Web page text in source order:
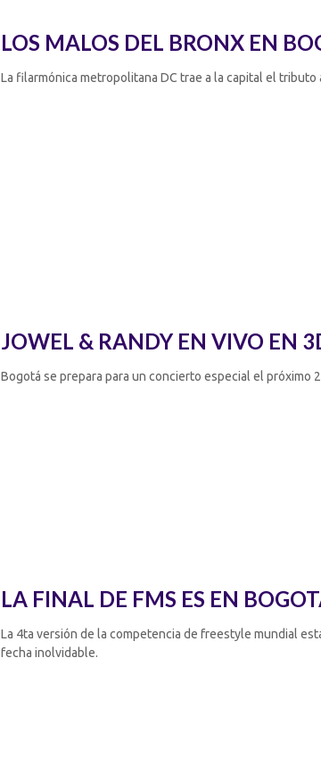
LOS MALOS DEL BRONX EN
La filarmónica metropolitana DC trae a la capital el
JOWEL & RANDY EN VIVO EN
Bogotá se prepara para un concierto especial el próximo
LA FINAL DE FMS ES EN
La 4ta versión de la competencia de freestyle mundial
fecha inolvidable.